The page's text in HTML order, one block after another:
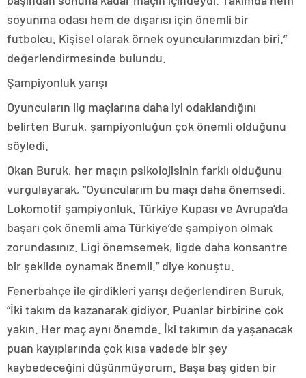
soyunma odası hem de dışarısı için önemli bir
futbolcu. Kişisel olarak örnek oyuncularımızdan biri.”
değerlendirmesinde bulundu.
Şampiyonluk yarışı
Oyuncuların lig maçlarına daha iyi odaklandığını
belirten Buruk, şampiyonluğun çok önemli olduğunu
söyledi.
Okan Buruk, her maçın psikolojisinin farklı olduğunu
vurgulayarak, “Oyuncularım bu maçı daha önemsedi.
Lokomotif şampiyonluk. Türkiye Kupası ve Avrupa’da
başarı çok önemli ama Türkiye’de şampiyon olmak
zorundasınız. Ligi önemsemek, ligde daha konsantre
bir şekilde oynamak önemli.” diye konuştu.
Fenerbahçe ile girdikleri yarışı değerlendiren Buruk,
“İki takım da kazanarak gidiyor. Puanlar birbirine çok
yakın. Her maç aynı önemde. İki takımın da yaşanacak
puan kayıplarında çok kısa vadede bir şey
kaybedeceğini düşünmüyorum. Başa baş giden bir